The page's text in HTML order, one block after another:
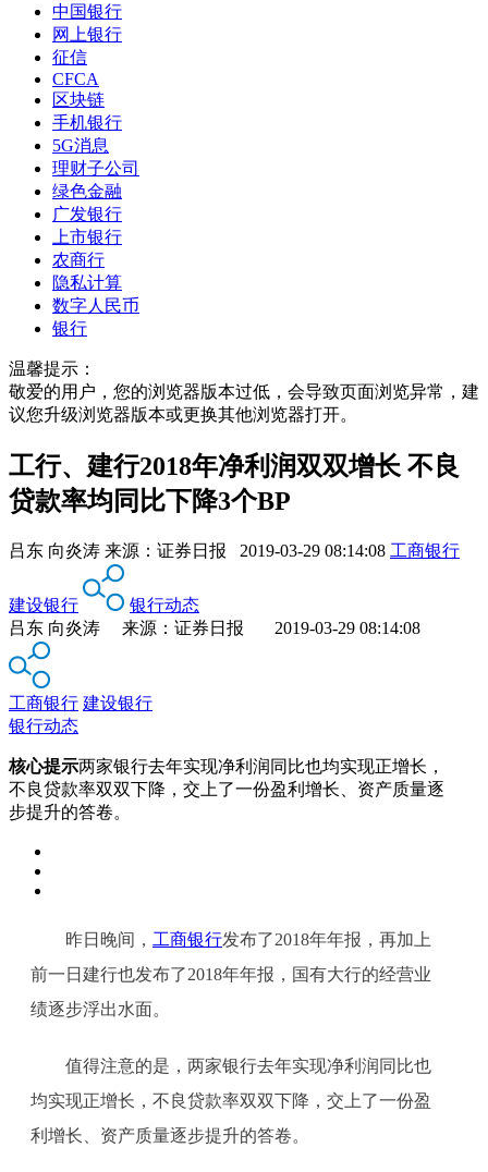
中国银行
网上银行
征信
CFCA
区块链
手机银行
5G消息
理财子公司
绿色金融
广发银行
上市银行
农商行
隐私计算
数字人民币
银行
温馨提示：
敬爱的用户，您的浏览器版本过低，会导致页面浏览异常，建
议您升级浏览器版本或更换其他浏览器打开。
工行、建行2018年净利润双双增长 不良
贷款率均同比下降3个BP
吕东 向炎涛 来源： 证券日报 2019-03-29 08:14:08 工商银行
建设银行
银行动态
吕东 向炎涛 来源：证券日报 2019-03-29 08:14:08
工商银行 建设银行
银行动态
核心提示两家银行去年实现净利润同比也均实现正增长，
不良贷款率双双下降，交上了一份盈利增长、资产质量逐
步提升的答卷。
昨日晚间， 工商银行发布了2018年年报，再加上
前一日建行也发布了2018年年报，国有大行的经营业
绩逐步浮出水面。
值得注意的是，两家银行去年实现净利润同比也
均实现正增长，不良贷款率双双下降，交上了一份盈
利增长、资产质量逐步提升的答卷。